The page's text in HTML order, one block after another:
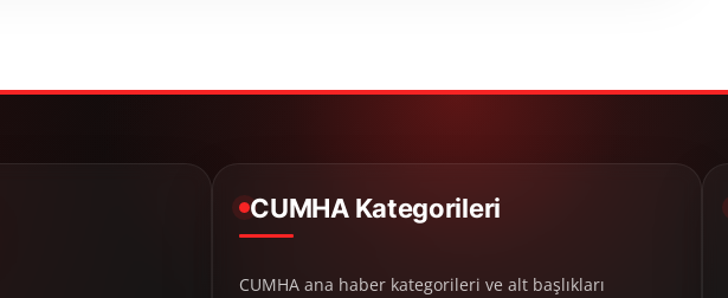
CUMHA Kategorileri
CUMHA ana haber kategorileri ve alt başlıkları